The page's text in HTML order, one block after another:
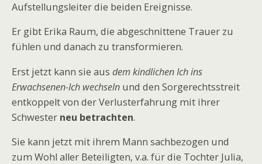
Aufstellungsleiter die beiden Ereignisse.
Er gibt Erika Raum, die abgeschnittene Trauer zu
fühlen und danach zu transformieren.
Erst jetzt kann sie aus dem kindlichen Ich ins
Erwachsenen-Ich wechseln und den Sorgerechtsstreit
entkoppelt von der Verlusterfahrung mit ihrer
Schwester neu betrachten.
Sie kann jetzt mit ihrem Mann sachbezogen und
zum Wohl aller Beteiligten, v.a. für die Tochter Julia,